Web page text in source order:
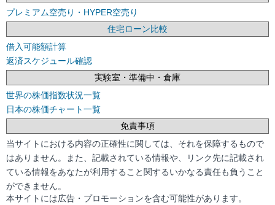
プレミアム空売り・HYPER空売り
住宅ローン比較
借入可能額計算
返済スケジュール確認
実験室・準備中・倉庫
世界の株価指数状況一覧
日本の株価チャート一覧
免責事項
当サイトにおける内容の正確性に関しては、それを保障するもので
はありません。また、記載されている情報や、リンク先に記載され
ている情報をあなたが利用すること関するいかなる責任も負うこと
ができません。
本サイトには広告・プロモーションを含む可能性があります。